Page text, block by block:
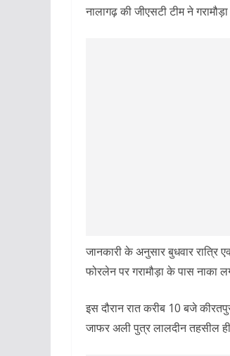
नालागढ़ की जीएसटी टीम ने
जानकारी के अनुसार बुधवार रात्रि
फोरलेन पर गरामौड़ा के पास नाका
इस दौरान रात करीब 10 बजे
जाफर अली पुत्र लालदीन तहसील